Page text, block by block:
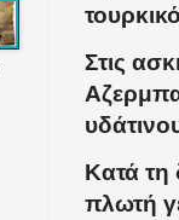
Στις
Κατά τη
πλωτή